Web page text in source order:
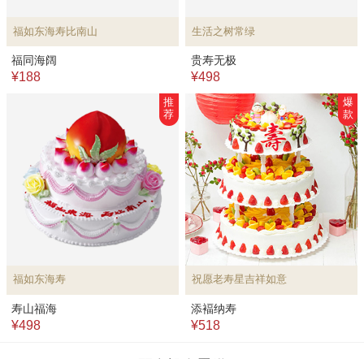
福如东海寿比南山
福同海阔
¥188
生活之树常绿
贵寿无极
¥498
福如东海寿
推
荐
寿山福海
¥498
祝愿老寿星吉祥如意
爆
款
添褔纳寿
¥518